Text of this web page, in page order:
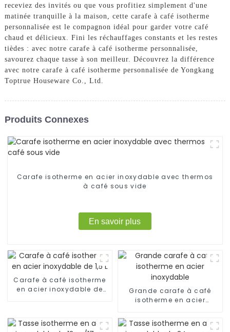
receviez des invités ou que vous profitiez simplement d'une
matinée tranquille à la maison, cette carafe à café isotherme
personnalisée est le compagnon idéal pour garder votre café
chaud et délicieux. Fini les réchauffages constants et les restes
tièdes : avec notre carafe à café isotherme personnalisée,
savourez chaque tasse à son meilleur. Découvrez la différence
avec notre carafe à café isotherme personnalisée de Yongkang
Toptrue Houseware Co., Ltd.
Produits Connexes
Carafe isotherme en acier inoxydable avec thermos
à café sous vide
En savoir plus
Carafe à café isotherme
en acier inoxydable de
Grande carafe à café
isotherme en acier